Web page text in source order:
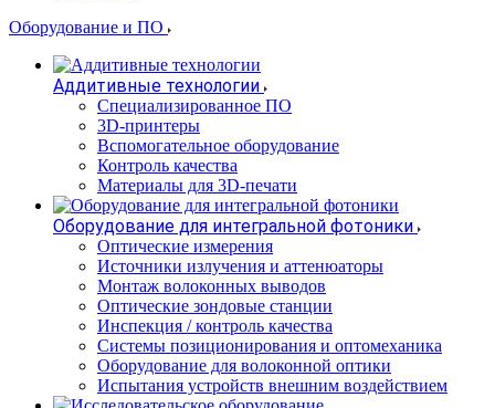
Оборудование и ПО
Аддитивные технологии
Специализированное ПО
3D-принтеры
Вспомогательное оборудование
Контроль качества
Материалы для 3D-печати
Оборудование для интегральной фотоники
Оптические измерения
Источники излучения и аттенюаторы
Монтаж волоконных выводов
Оптические зондовые станции
Инспекция / контроль качества
Системы позиционирования и оптомеханика
Оборудование для волоконной оптики
Испытания устройств внешним воздействием